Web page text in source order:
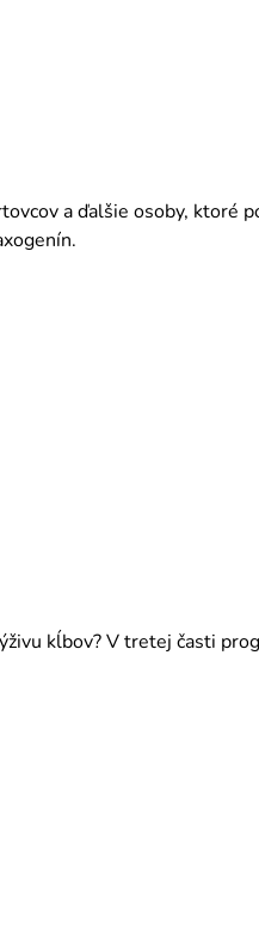
a ďalšie osoby, ktoré
kĺbov? V tretej časti